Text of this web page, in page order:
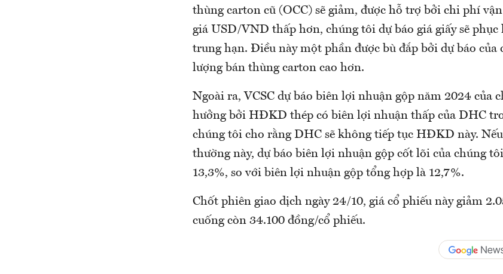
thùng carton cũ (OCC) sẽ giảm, được hỗ trợ bởi chi phí
giá USD/VND thấp hơn, chúng tôi dự báo giá giấy sẽ
trung hạn. Điều này một phần được bù đắp bởi dự báo của
lượng bán thùng carton cao hơn.
Ngoài ra, VCSC dự báo biên lợi nhuận gộp năm 2024 của
hưởng bởi HĐKD thép có biên lợi nhuận thấp của DHC
chúng tôi cho rằng DHC sẽ không tiếp tục HĐKD này.
thường này, dự báo biên lợi nhuận gộp cốt lõi của chúng
13,3%, so với biên lợi nhuận gộp tổng hợp là 12,7%.
Chốt phiên giao dịch ngày 24/10, giá cổ phiếu này giảm
cuống còn 34.100 đồng/cổ phiếu.